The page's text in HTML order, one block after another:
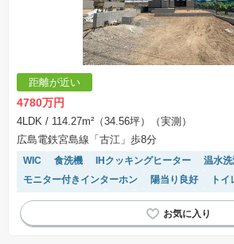
協議するため、土地購入者が自己の希望する建物の設計協議を
交渉期間が設定され、その期間内で希望を満たすプランが実現
します。なお、この期間は概ね3ヶ月程度とされています。納
負契約が成立しない場合、土地売買契約は白紙に戻り、土地契
手付金など）は名目のいかんに関わらず、全て返却されます。
※課税対象物件の「価格」や「費用等」は消費税込みの「総額
※「本体価格」とは、課税対象物件においては「消費税を除い
合計額を指します。
表示されておりません。
※取引にかかる費用：物件の契約手続き、決済、引き渡し時に
不動産会社によって表記有無が異なるため、ご自身で十分な
いたします。
場合があります。
距離が近い
4780万円
4LDK / 114.27m²（34.56坪）（実測）
広島電鉄宮島線「古江」歩8分
WIC 食洗機 IHクッキングヒーター 温水
モニター付きインターホン
陽当り良好
ト
システムキッチン
SIC 浴室乾燥機 対面キ